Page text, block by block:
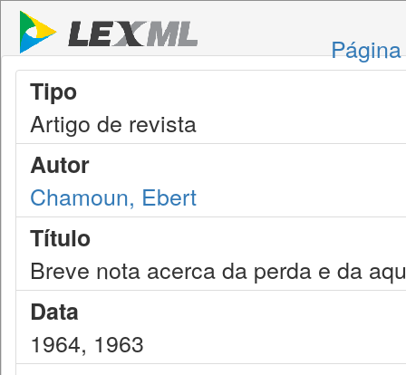
Tipo
Artigo de revista
Autor
Chamoun, Ebert
Título
Breve nota acerca da perda e da
Data
1964, 1963